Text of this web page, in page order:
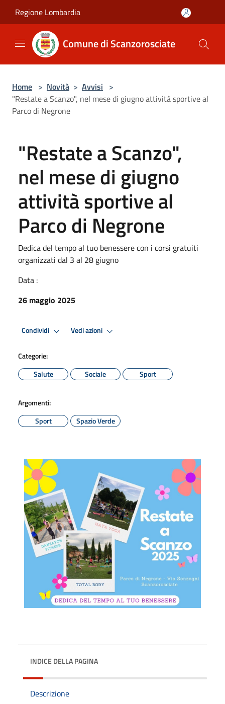
Regione Lombardia
Comune di Scanzorosciate
Home > Novità > Avvisi >
"Restate a Scanzo", nel mese di giugno attività sportive al
Parco di Negrone
"Restate a Scanzo",
nel mese di giugno
attività sportive al
Parco di Negrone
Dedica del tempo al tuo benessere con i corsi gratuiti
organizzati dal 3 al 28 giugno
Data :
26 maggio 2025
Condividi Vedi azioni
Categorie:
Salute
Sociale Sport
Argomenti:
Sport
Spazio Verde
INDICE DELLA PAGINA
Descrizione